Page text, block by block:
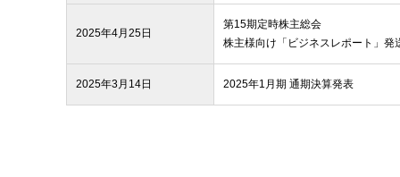
2025年4月25日
第15期定時株主総会
株主様向け「ビジネスレポート」発
2025年3月14日 2025年1月期 通期決算発表